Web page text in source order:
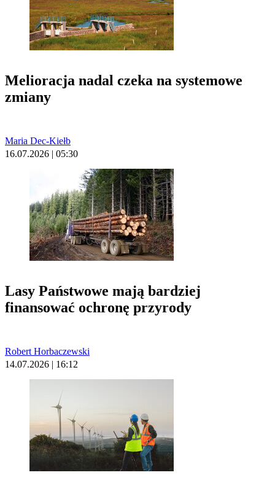
Melioracja nadal czeka na systemowe
zmiany
Maria Dec-Kiełb
16.07.2026 | 05:30
Lasy Państwowe mają bardziej
finansować ochronę przyrody
Robert Horbaczewski
14.07.2026 | 16:12